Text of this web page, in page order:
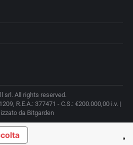
srl. All rights reserved.
R.E.A.: 377471 - C.S.: €200.000,00 i.v. |
da Bitgarden